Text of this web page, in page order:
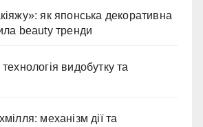
як японська декоративна
beauty тренди
видобутку та
механізм дії та